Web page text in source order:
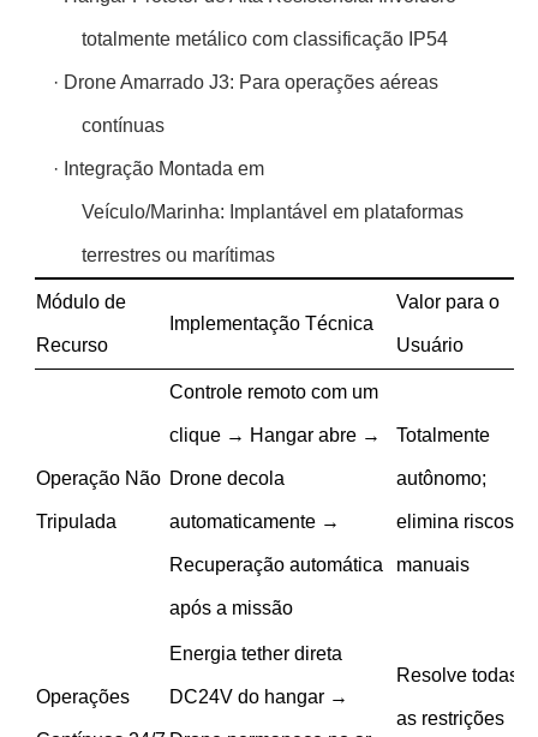
totalmente metálico com classificação IP54
· Drone Amarrado J3: Para operações aéreas
contínuas
· Integração Montada em
Veículo/Marinha: Implantável em plataformas
terrestres ou marítimas
Módulo de
Recurso
Implementação Técnica
Valor para o
Usuário
Operação Não
Tripulada
Controle remoto com um
clique → Hangar abre →
Drone decola
automaticamente →
Recuperação automática
após a missão
Totalmente
autônomo;
elimina riscos
manuais
Operações
Energia tether direta
DC24V do hangar →
Resolve todas
as restrições